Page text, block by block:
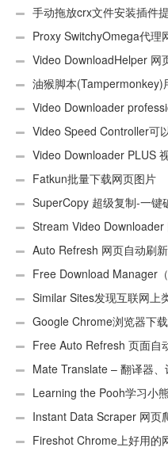
手动拖放crx文件安装插件
效:“CEX_HEADER_INVALID”
Proxy SwitchyOmega代理
Video DownloadHelper 网
油猴脚本(Tampermonkey)
用Android）
Video Downloader
Video Speed Controller可
Video Downloader PLUS
Fatkun批量下载网页图片
SuperCopy 超级复制-一键
Stream Video
Auto Refresh 网页自动刷新
Free Download Manager
插件Similar Sites发现互联网上
Google Chrome浏览器下
Free Auto Refresh 页面自
Mate Translate – 翻译器、
Learning the Pooh学习小熊
Instant Data Scraper 网页
Fireshot Chrome上好用的